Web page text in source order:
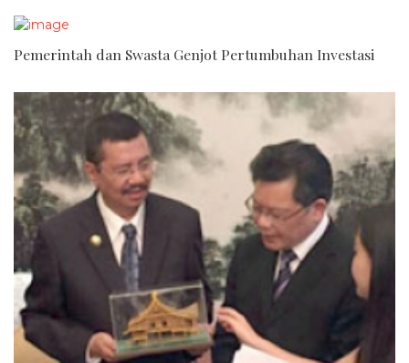
Pemerintah dan Swasta Genjot Pertumbuhan Investasi